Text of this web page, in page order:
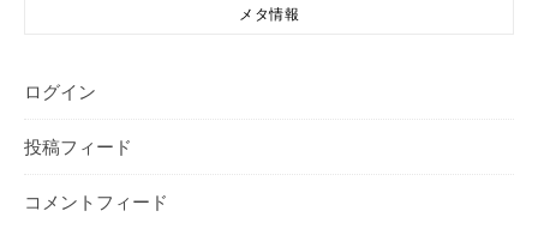
メタ情報
ログイン
投稿フィード
コメントフィード